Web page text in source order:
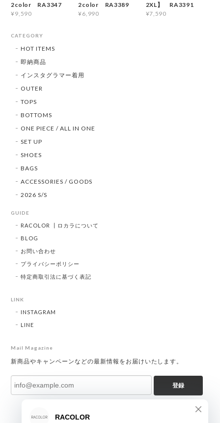
2color RA3347
¥9,590
2color RA3389
¥6,990
2XL】 RA3391
¥7,590
CATEGORY
HOT ITEMS
即納商品
インスタグラマー着用
OUTER
TOPS
BOTTOMS
ONE PIECE / ALL IN ONE
SET UP
SHOES
BAGS
ACCESSORIES / GOODS
2026 S/S
GUIDE
RACOLOR ┃ロカラについて
BLOG
お問い合わせ
プライバシーポリシー
特定商取引法に基づく表記
LINK
INSTAGRAM
LINE
Mail Magazine
新商品やキャンペーンなどの最新情報をお届けいたします。
登録